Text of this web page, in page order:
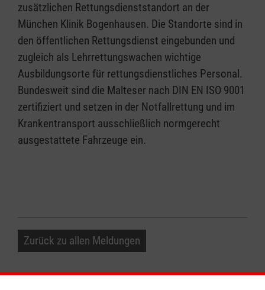
zusätzlichen Rettungsdienststandort an der
München Klinik Bogenhausen. Die Standorte sind in
den öffentlichen Rettungsdienst eingebunden und
zugleich als Lehrrettungswachen wichtige
Ausbildungsorte für rettungsdienstliches Personal.
Bundesweit sind die Malteser nach DIN EN ISO 9001
zertifiziert und setzen in der Notfallrettung und im
Krankentransport ausschließlich normgerecht
ausgestattete Fahrzeuge ein.
Zurück zu allen Meldungen